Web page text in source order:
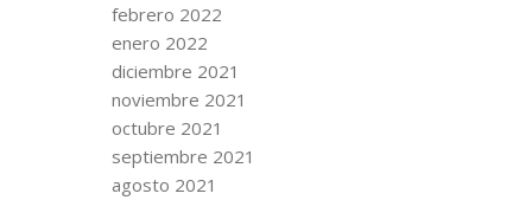
febrero 2022
enero 2022
diciembre 2021
noviembre 2021
octubre 2021
septiembre 2021
agosto 2021